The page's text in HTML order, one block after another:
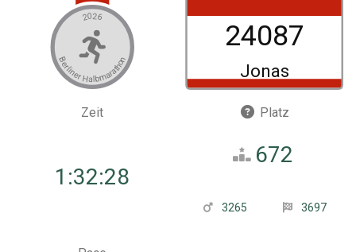
Berliner Halbmarathon
2026
Jonas
24087
Zeit
1:32:28
Platz
672
3265 3697